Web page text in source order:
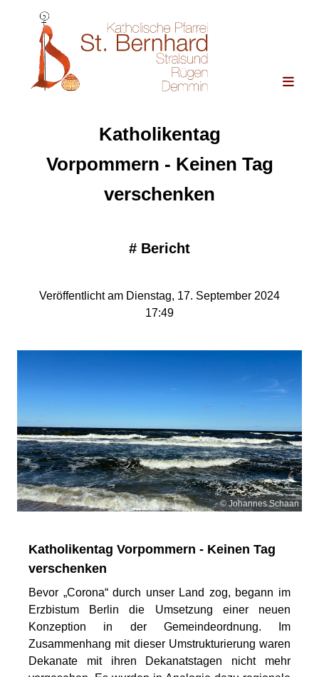
Katholikentag
Vorpommern - Keinen Tag
verschenken
# Bericht
Veröffentlicht am Dienstag, 17. September 2024
17:49
© Johannes Schaan
Katholikentag Vorpommern - Keinen Tag
verschenken
Bevor „Corona“ durch unser Land zog, begann im
Erzbistum Berlin die Umsetzung einer neuen
Konzeption in der Gemeindeordnung. Im
Zusammenhang mit dieser Umstrukturierung waren
Dekanate mit ihren Dekanatstagen nicht mehr